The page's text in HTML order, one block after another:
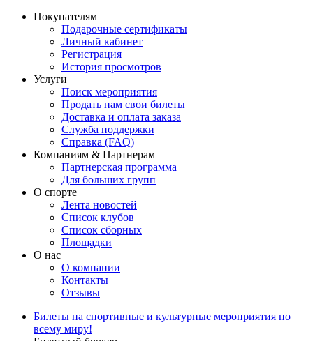
Покупателям
Подарочные сертификаты
Личный кабинет
Регистрация
История просмотров
Услуги
Поиск мероприятия
Продать нам свои билеты
Доставка и оплата заказа
Служба поддержки
Справка (FAQ)
Компаниям & Партнерам
Партнерская программа
Для больших групп
О спорте
Лента новостей
Список клубов
Список сборных
Площадки
О нас
О компании
Контакты
Отзывы
Билеты на спортивные и культурные мероприятия по
всему миру!